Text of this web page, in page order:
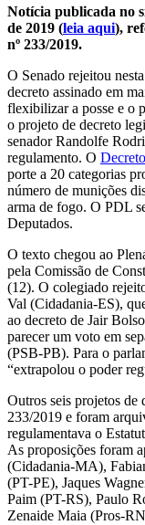
Notícia publicada no
de 2019 (leia aqui),
nº 233/2019.
O Senado rejeitou
decreto assinado em
flexibilizar a posse e o
o projeto de decreto
senador Randolfe
regulamento. O
porte a 20 categorias
número de munições
arma de fogo. O PDL
Deputados.
O texto chegou ao
pela Comissão de
(12). O colegiado
Val (Cidadania-ES),
ao decreto de Jair
parecer um voto em
(PSB-PB). Para o
“extrapolou o poder
Outros seis projetos de
233/2019 e foram
regulamentava o
As proposições foram
(Cidadania-MA),
(PT-PE), Jaques
Paim (PT-RS), Paulo
Zenaide Maia (Pros-